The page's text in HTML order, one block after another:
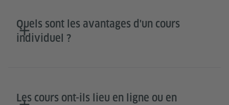
Quels sont les avantages d'un cours
individuel ?
Les cours ont-ils lieu en ligne ou en